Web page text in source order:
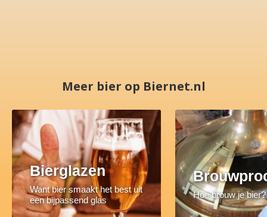
Meer bier op Biernet.nl
Bierglazen
Want bier smaakt het best uit
een bijpassend glas
Hoe brouw je bier?